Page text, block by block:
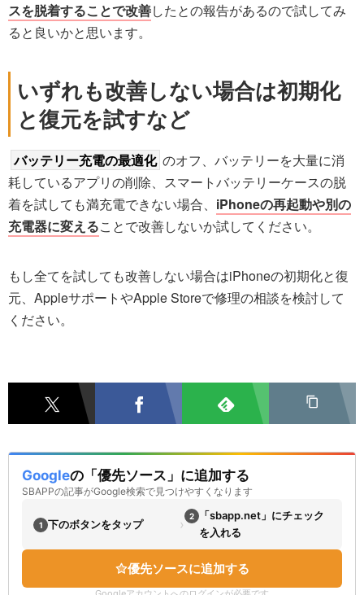
スを脱着することで改善したとの報告があるので試してみ
ると良いかと思います。
いずれも改善しない場合は初期化
と復元を試すなど
バッテリー充電の最適化 のオフ、バッテリーを大量に消
耗しているアプリの削除、スマートバッテリーケースの脱
着を試しても満充電できない場合、 iPhoneの再起動や別の
充電器に変えることで改善しないか試してください。
もし全てを試しても改善しない場合はiPhoneの初期化と復
元、AppleサポートやApple Storeで修理の相談を検討して
ください。
Googleの「優先ソース」に追加する
SBAPPの記事がGoogle検索で見つけやすくなります
1 下のボタンをタップ › 2
「sbapp.net」にチェック
を入れる
優先ソースに追加する